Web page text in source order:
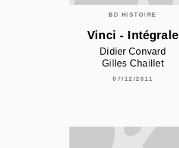
BD HISTOIRE
Vinci - Intégrale
Didier Convard
Gilles Chaillet
07/12/2011